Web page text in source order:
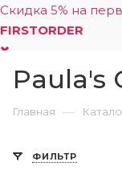
Скидка 5% на
FIRSTORDER
Paula's
Главная —
ФИЛЬТР